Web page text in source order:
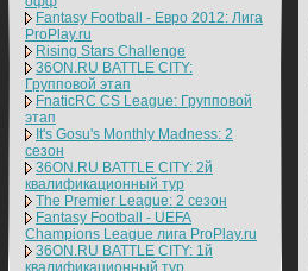
Fantasy Football - Евро 2012: Лига
ProPlay.ru
Rising Stars Challenge
36ON.RU BATTLE CITY:
Групповой этап
FnaticRC CS League: Групповой
этап
It's Gosu's Monthly Madness: 2
сезон
36ON.RU BATTLE CITY: 2й
квалификационный тур
The Premier League: 2 cезон
Fantasy Football - UEFA
Champions League лига ProPlay.ru
36ON.RU BATTLE CITY: 1й
квалификационный тур